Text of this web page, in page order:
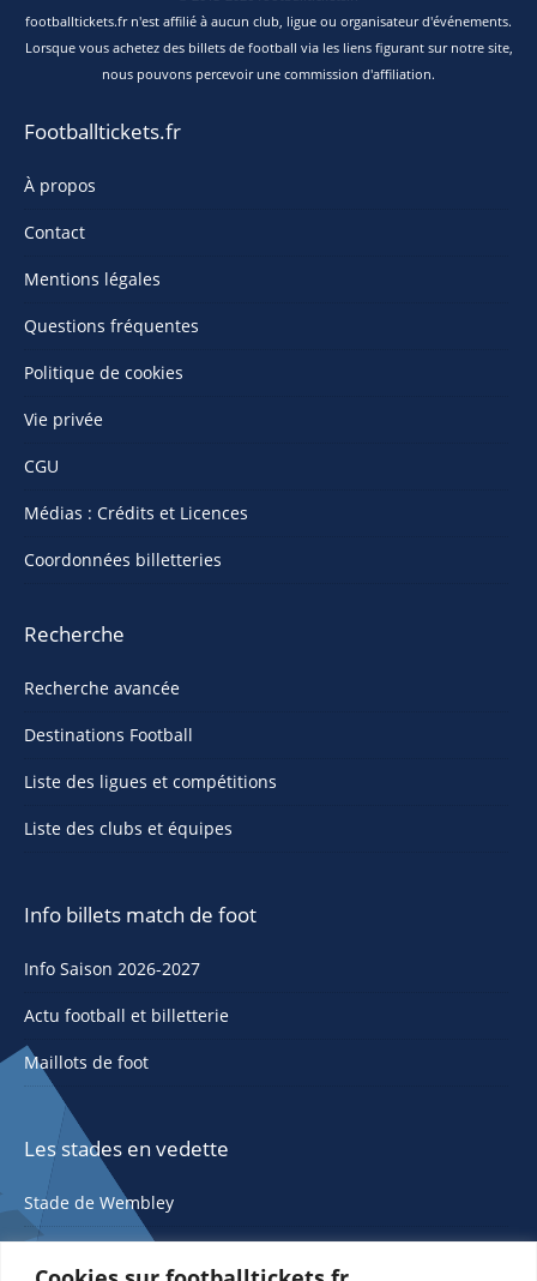
footballtickets.fr n'est affilié à aucun club, ligue ou organisateur d'événements.
Lorsque vous achetez des billets de football via les liens figurant sur notre site,
nous pouvons percevoir une commission d'affiliation.
Footballtickets.fr
À propos
Contact
Mentions légales
Questions fréquentes
Politique de cookies
Vie privée
CGU
Médias : Crédits et Licences
Coordonnées billetteries
Recherche
Recherche avancée
Destinations Football
Liste des ligues et compétitions
Liste des clubs et équipes
Info billets match de foot
Info Saison 2026-2027
Actu football et billetterie
Maillots de foot
Les stades en vedette
Stade de Wembley